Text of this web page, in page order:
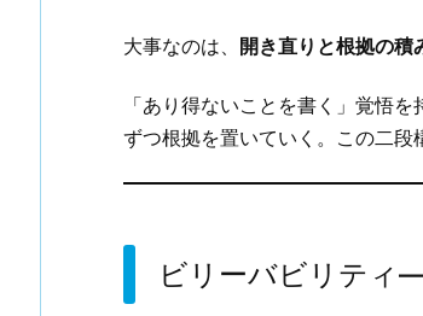
大事なのは、 開き直りと根拠の積
「あり得ないことを書く」覚悟
ずつ根拠を置いていく。この二段
ビリーバビリティ